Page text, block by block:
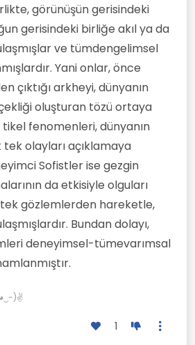
görünüşün gerisindeki
gerisindeki birliğe akıl ya da
ve tümdengelimsel
Yani onlar, önce
çıktığı arkheyi, dünyanın
oluşturan tözü ortaya
fenomenleri, dünyanın
olayları açıklamaya
Sofistler ise gezgin
da etkisiyle olguları
gözlemlerden hareketle,
Bundan dolayı,
deneyimsel-tümevarımsal
)✌
1